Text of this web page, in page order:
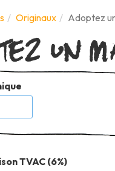
Originaux Adoptez
un
TVAC (6%)